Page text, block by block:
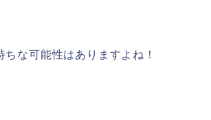
ちな可能性はありますよね！